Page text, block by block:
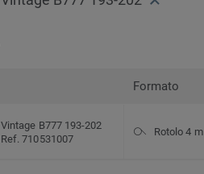
Formato
Vintage B777 193-202
Ref. 710531007
Rotolo 4 m